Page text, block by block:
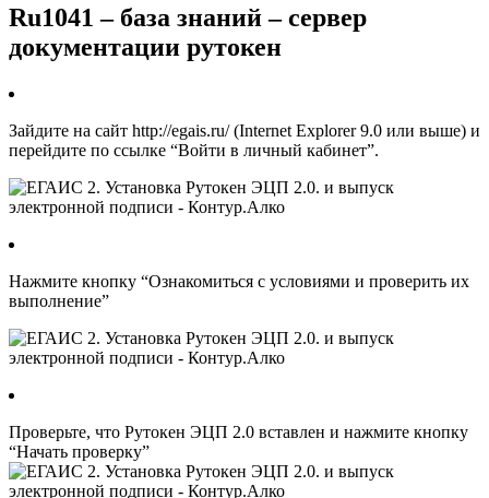
Ru1041 – база знаний – сервер
документации рутокен
Зайдите на сайт http://egais.ru/(Internet Explorer 9.0 или выше) и
перейдите по ссылке “Войти в личный кабинет”.
Нажмите кнопку “Ознакомиться с условиями и проверить их
выполнение”
Проверьте, что Рутокен ЭЦП 2.0 вставлен и нажмите кнопку
“Начать проверку”